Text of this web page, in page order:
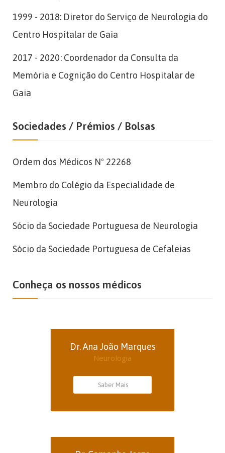
1999 - 2018: Diretor do Serviço de Neurologia do
Centro Hospitalar de Gaia
2017 - 2020: Coordenador da Consulta da
Memória e Cognição do Centro Hospitalar de
Gaia
Sociedades / Prémios / Bolsas
Ordem dos Médicos Nº 22268
Membro do Colégio da Especialidade de
Neurologia
Sócio da Sociedade Portuguesa de Neurologia
Sócio da Sociedade Portuguesa de Cefaleias
Conheça os nossos médicos
Dr. Ana João Marques
Neurologia
Saber Mais